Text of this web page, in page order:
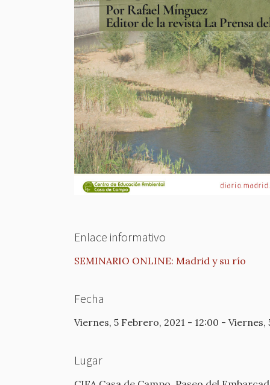
Enlace informativo
SEMINARIO ONLINE: Madrid y su río
Fecha
Viernes, 5 Febrero, 2021 - 12:00 - Viernes,
Lugar